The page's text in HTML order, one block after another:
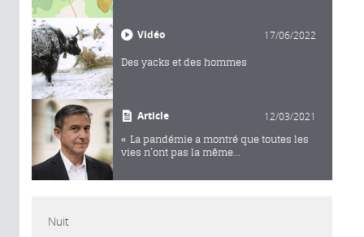
Vidéo 17/06/2022
Des yacks et des hommes
Article 12/03/2021
« La pandémie a montré que toutes les
vies n’ont pas la même...
Nuit